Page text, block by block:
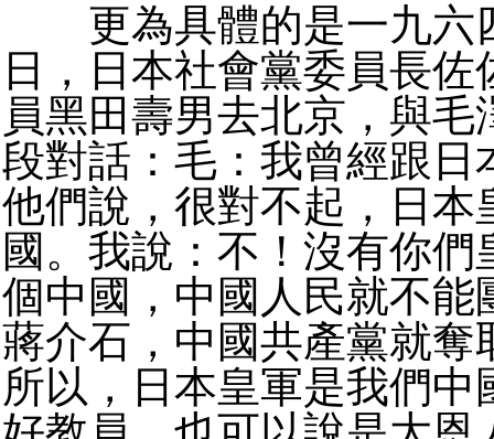
更為具體的是一九六
日，日本社會黨委員長佐
員黑田壽男去北京，與毛
段對話：毛：我曾經跟日
他們說，很對不起，日本
國。我說：不！沒有你們
個中國，中國人民就不能
蔣介石，中國共產黨就奪
所以，日本皇軍是我們中